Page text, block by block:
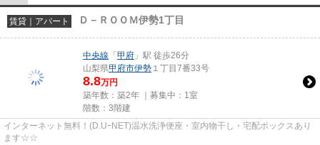
賃貸｜アパート Ｄ－ＲＯＯＭ伊勢1丁目
中央線 「 甲府 」駅 徒歩26分
山梨県甲府市伊勢 １丁目7番33号
8.8万円
築年数：築2年 ｜募集中： 1室
階数：3階建
インターネット無料！(D.UｰNET)温水洗浄便座・室内物干し・宅配ボックスあり
ます☆☆